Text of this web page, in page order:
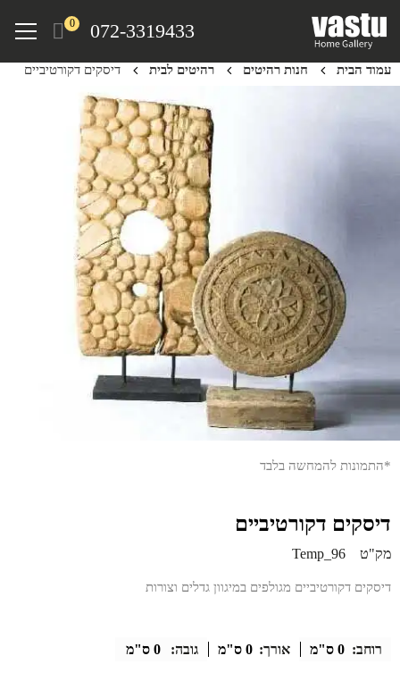
content
072-3319433
0
Menu
עמוד הבית חנות רהיטים רהיטים לבית דיסקים דקורטיביים
*התמונות להמחשה בלבד
דיסקים דקורטיביים
מק"ט Temp_96
דיסקים דקורטיביים מגולפים במיגוון גדלים וצורות
רוחב: 0 ס"מ אורך: 0 ס"מ גובה: 0 ס"מ